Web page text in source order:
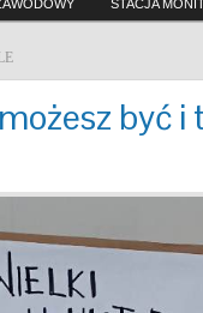
STACJA
być i